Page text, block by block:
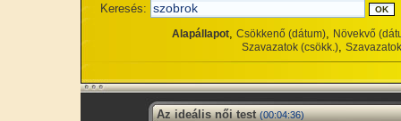
Keresés:
Alapállapot, Csökkenő (dátum), Növekvő
Szavazatok (csökk.),
Az ideális női test (00:04:36)